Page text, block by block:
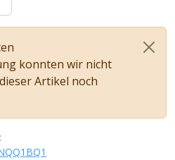
konnten wir nicht
Artikel noch